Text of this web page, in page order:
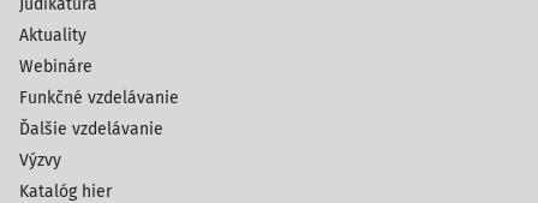
Judikatúra
Aktuality
Webináre
Funkčné vzdelávanie
Ďalšie vzdelávanie
Výzvy
Katalóg hier